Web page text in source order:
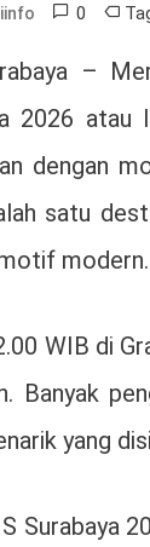
0
–
2026 atau
dengan
satu
modern.
WIB di
Banyak
yang
Surabaya